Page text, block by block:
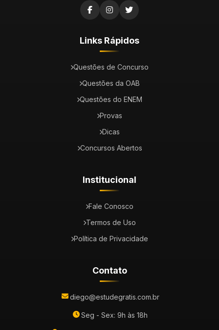
Links Rápidos
Questões de Concurso
Questões da OAB
Questões do ENEM
Provas
Dicas
Concursos Abertos
Institucional
Fale Conosco
Termos de Uso
Política de Privacidade
Contato
diego@estudegratis.com.br
Seg - Sex: 9h às 18h